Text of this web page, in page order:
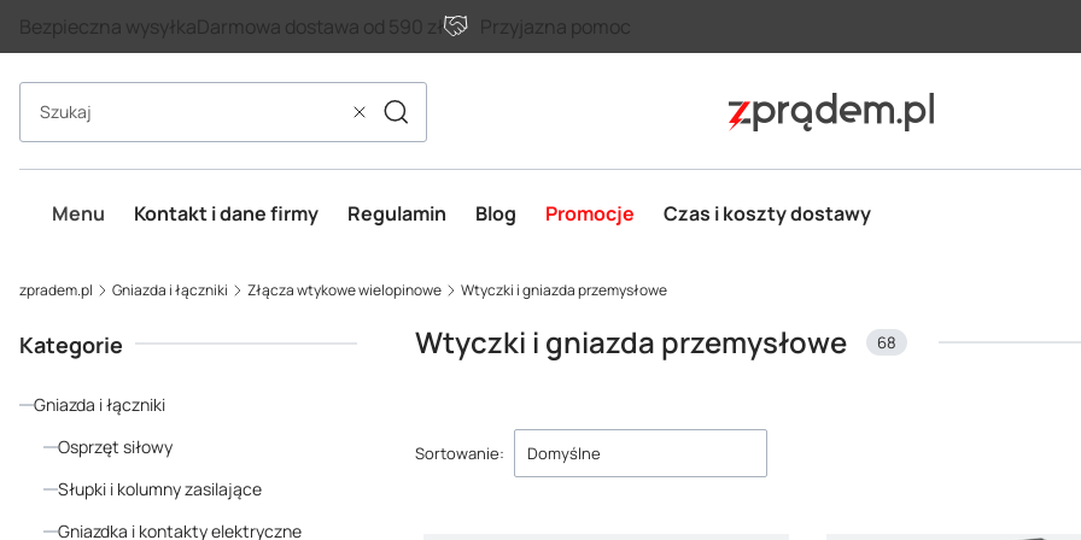
Bezpieczna wysyłkaDarmowa dostawa od 590 zł Przyjazna pomoc
WyczyśćSzukaj
Menu Kontakt i dane firmy Regulamin Blog Promocje Czas i koszty dostawy
zpradem.pl Gniazda i łączniki Złącza wtykowe wielopinowe Wtyczki i gniazda przemysłowe
Kategorie
Gniazda i łączniki
Osprzęt siłowy
Słupki i kolumny zasilające
Gniazdka i kontakty elektryczne
Wtyczki i gniazda przemysłowe 68
Lista produktów
Sortowanie: Domyślne